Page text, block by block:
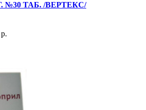
№30 ТАБ. /ВЕРТЕКС/